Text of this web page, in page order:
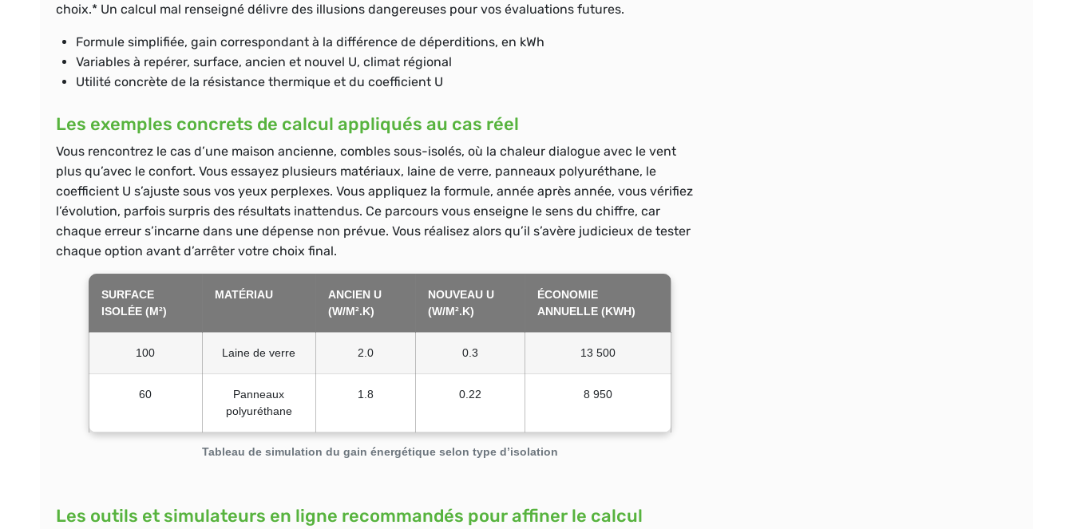
choix.* Un calcul mal renseigné délivre des illusions dangereuses pour vos évaluations futures.
Formule simplifiée, gain correspondant à la différence de déperditions, en kWh
Variables à repérer, surface, ancien et nouvel U, climat régional
Utilité concrète de la résistance thermique et du coefficient U
Les exemples concrets de calcul appliqués au cas réel
Vous rencontrez le cas d’une maison ancienne, combles sous-isolés, où la chaleur dialogue avec le vent
plus qu’avec le confort. Vous essayez plusieurs matériaux, laine de verre, panneaux polyuréthane, le
coefficient U s’ajuste sous vos yeux perplexes. Vous appliquez la formule, année après année, vous vérifiez
l’évolution, parfois surpris des résultats inattendus. Ce parcours vous enseigne le sens du chiffre, car
chaque erreur s’incarne dans une dépense non prévue. Vous réalisez alors qu’il s’avère judicieux de tester
chaque option avant d’arrêter votre choix final.
Tableau de simulation du gain énergétique selon type d’isolation
SURFACE
ISOLÉE (M²)
MATÉRIAU
ANCIEN U
(W/M².K)
NOUVEAU U
(W/M².K)
ÉCONOMIE
ANNUELLE (KWH)
100 Laine de verre 2.0 0.3 13 500
60
Panneaux
polyuréthane
1.8 0.22 8 950
Les outils et simulateurs en ligne recommandés pour affiner le calcul